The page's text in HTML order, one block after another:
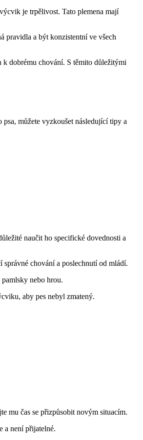
je trpělivost. Tato plemena mají
pravidla a být konzistentní ve všech
k dobrému chování. S těmito důležitými
můžete vyzkoušet následující tipy a
naučit ho specifické dovednosti a
chování a poslechnutí od mládí.
nebo hrou.
aby pes nebyl zmatený.
mu čas se přizpůsobit novým situacím.
a není přijatelné.